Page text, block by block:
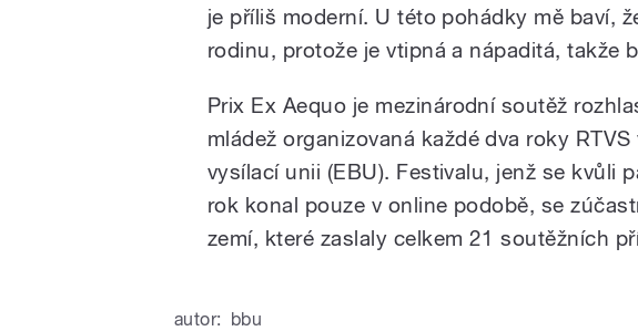
je příliš moderní. U této pohádky mě baví,
rodinu, protože je vtipná a nápaditá, takže
Prix Ex Aequo je mezinárodní soutěž
mládež organizovaná každé dva roky
vysílací unii (EBU). Festivalu, jenž se kvůli
rok konal pouze v online podobě, se
zemí, které zaslaly celkem 21 soutěžních
autor: bbu